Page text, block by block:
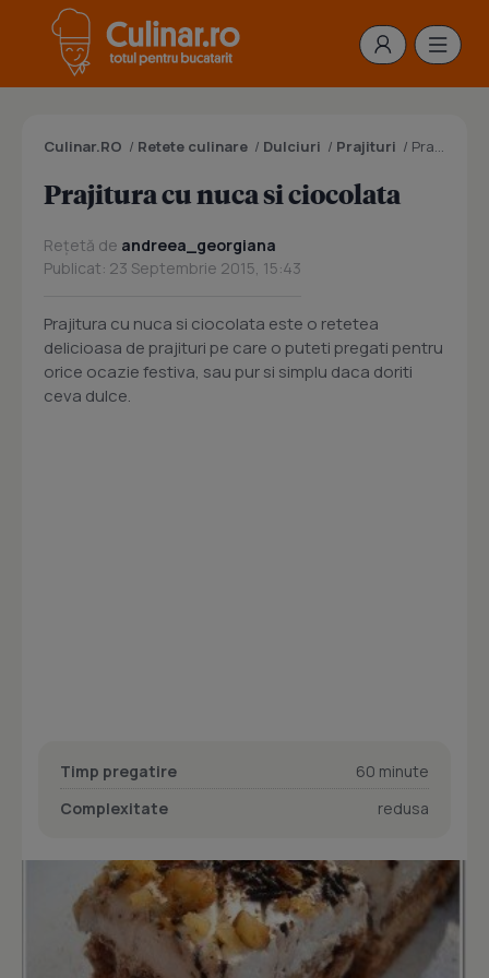
Culinar.RO / Retete culinare / Dulciuri / Prajituri / Prajitura cu nuca si ciocolata
Prajitura cu nuca si ciocolata
Rețetă de andreea_georgiana
Publicat: 23 Septembrie 2015, 15:43
Prajitura cu nuca si ciocolata este o retetea
delicioasa de prajituri pe care o puteti pregati pentru
orice ocazie festiva, sau pur si simplu daca doriti
ceva dulce.
Timp pregatire
60 minute
Complexitate
redusa